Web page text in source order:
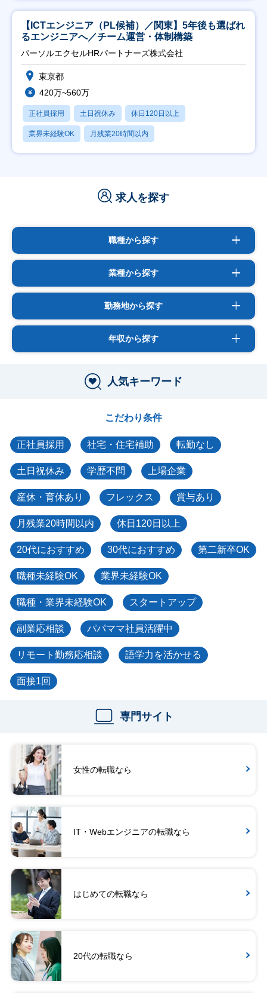
【ICTエンジニア（PL候補）／関東】5年後も選ばれ
るエンジニアへ／チーム運営・体制構築
パーソルエクセルHRパートナーズ株式会社
東京都
420万~560万
正社員採用 土日祝休み 休日120日以上
業界未経験OK 月残業20時間以内
求人を探す
職種から探す
業種から探す
勤務地から探す
年収から探す
人気キーワード
こだわり条件
正社員採用 社宅・住宅補助 転勤なし
土日祝休み 学歴不問 上場企業
産休・育休あり フレックス 賞与あり
月残業20時間以内 休日120日以上
20代におすすめ 30代におすすめ 第二新卒OK
職種未経験OK 業界未経験OK
職種・業界未経験OK スタートアップ
副業応相談 パパママ社員活躍中
リモート勤務応相談 語学力を活かせる
面接1回
専門サイト
女性の転職なら
IT・Webエンジニアの転職なら
はじめての転職なら
20代の転職なら